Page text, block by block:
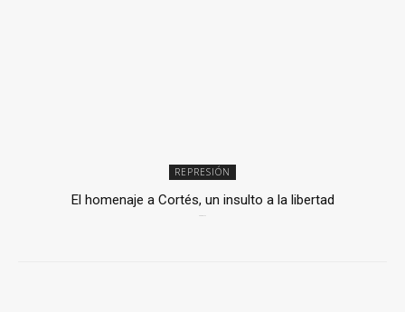
REPRESIÓN
El homenaje a Cortés, un insulto a la libertad